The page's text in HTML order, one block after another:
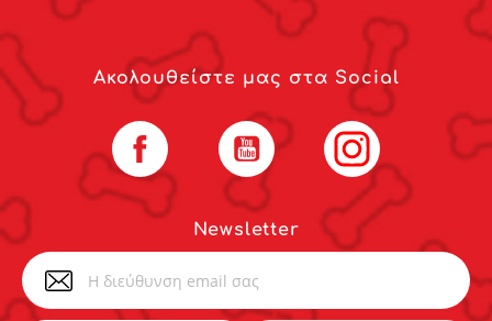
Newsletter
Ακολουθείστε μας στα Social
Facebook YouTube Instagram